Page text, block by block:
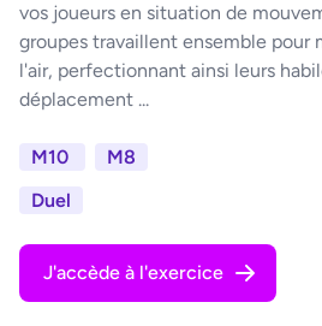
vos joueurs en situation de
groupes travaillent ensemble pour
l'air, perfectionnant ainsi leurs
déplacement ...
M10
M8
Duel
J'accède à l'exercice